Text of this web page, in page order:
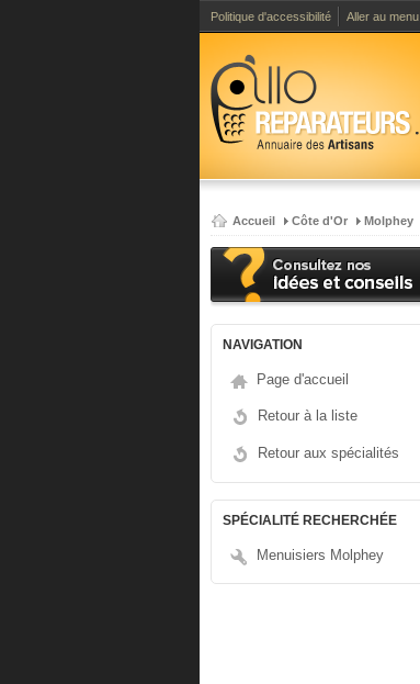
Politique d'accessibilité Aller au menu
Accueil Côte d'Or Molphey
NAVIGATION
Page d'accueil
Retour à la liste
Retour aux spécialités
SPÉCIALITÉ RECHERCHÉE
Menuisiers Molphey